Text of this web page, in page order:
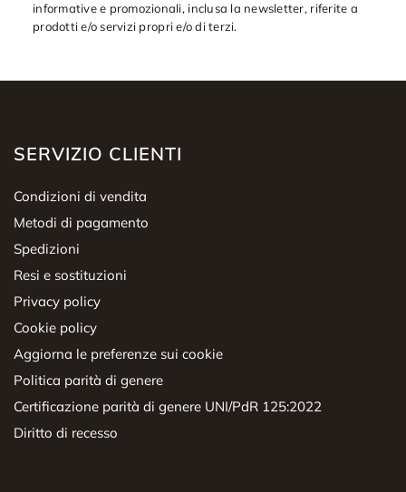
informative e promozionali, inclusa la newsletter, riferite a
prodotti e/o servizi propri e/o di terzi.
SERVIZIO CLIENTI
Condizioni di vendita
Metodi di pagamento
Spedizioni
Resi e sostituzioni
Privacy policy
Cookie policy
Aggiorna le preferenze sui cookie
Politica parità di genere
Certificazione parità di genere UNI/PdR 125:2022
Diritto di recesso